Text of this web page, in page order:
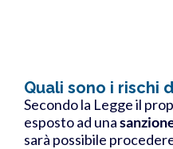
Quali sono i rischi
Secondo la Legge il
esposto ad una
sarà possibile